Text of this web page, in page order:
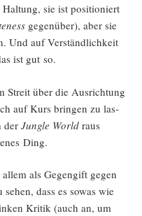
sie ist posi­tio­niert
gegen­über), aber sie
Und auf Ver­ständ­lich­keit
ist gut so.
Streit über die Aus­rich­tung
auf Kurs brin­gen zu las­
der Jungle Worldraus
Ding.
als Gegen­gift gegen
dass es sowas wie
Kri­tik (auch an, um